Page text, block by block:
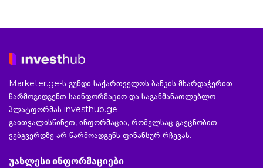
Marketer.ge-ს გუნდი საქართველოს ბანკის მხარდაჭერით
წარმოგიდგენთ საინფორმაციო და საგანმანათლებლო
პლატფორმას investhub.ge
გაითვალისწინეთ, ინფორმაცია, რომელსაც გაეცნობით
ვებგვერდზე არ წარმოადგენს ფინანსურ რჩევას.
უახლესი ინფორმაციები